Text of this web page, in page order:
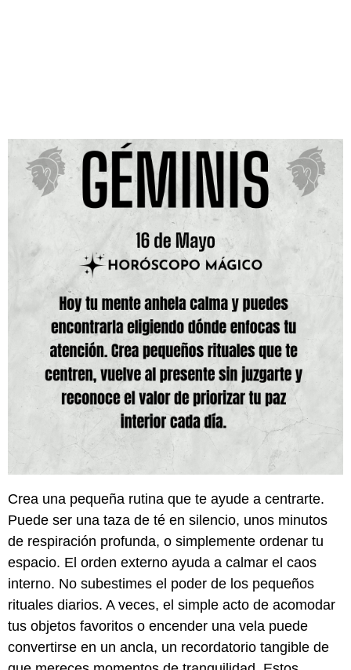
Crea una pequeña rutina que te ayude a centrarte.
Puede ser una taza de té en silencio, unos minutos
de respiración profunda, o simplemente ordenar tu
espacio. El orden externo ayuda a calmar el caos
interno. No subestimes el poder de los pequeños
rituales diarios. A veces, el simple acto de acomodar
tus objetos favoritos o encender una vela puede
convertirse en un ancla, un recordatorio tangible de